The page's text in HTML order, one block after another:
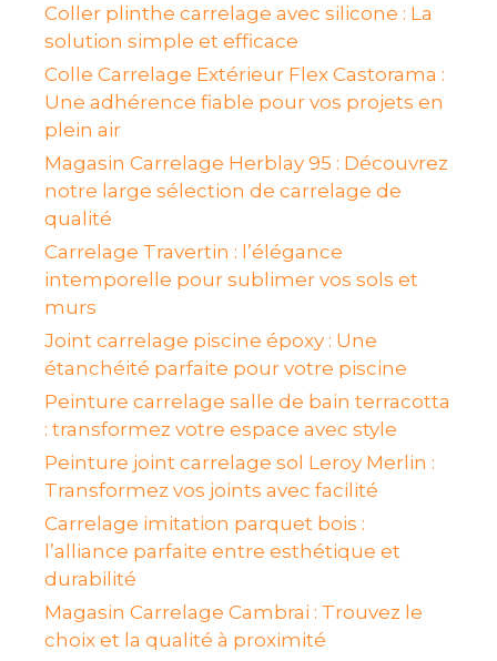
Coller plinthe carrelage avec silicone : La
solution simple et efficace
Colle Carrelage Extérieur Flex Castorama :
Une adhérence fiable pour vos projets en
plein air
Magasin Carrelage Herblay 95 : Découvrez
notre large sélection de carrelage de
qualité
Carrelage Travertin : l’élégance
intemporelle pour sublimer vos sols et
murs
Joint carrelage piscine époxy : Une
étanchéité parfaite pour votre piscine
Peinture carrelage salle de bain terracotta
: transformez votre espace avec style
Peinture joint carrelage sol Leroy Merlin :
Transformez vos joints avec facilité
Carrelage imitation parquet bois :
l’alliance parfaite entre esthétique et
durabilité
Magasin Carrelage Cambrai : Trouvez le
choix et la qualité à proximité